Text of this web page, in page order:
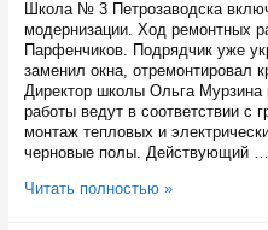
для
спортсменов
и
тренеров
на
«Кургане»
Школа № 3 Петрозаводска
модернизации. Ход ремонтных
Парфенчиков. Подрядчик уже
заменил окна, отремонтировал
Директор школы Ольга Мурзина
работы ведут в соответствии с
монтаж тепловых и
черновые полы. Действующий …
В
Читать полностью »